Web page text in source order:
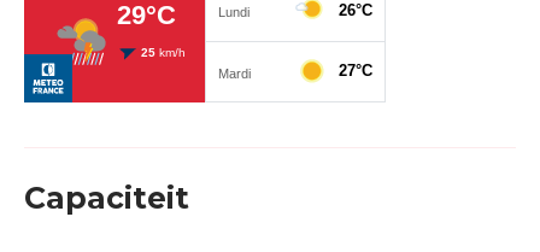
Capaciteit